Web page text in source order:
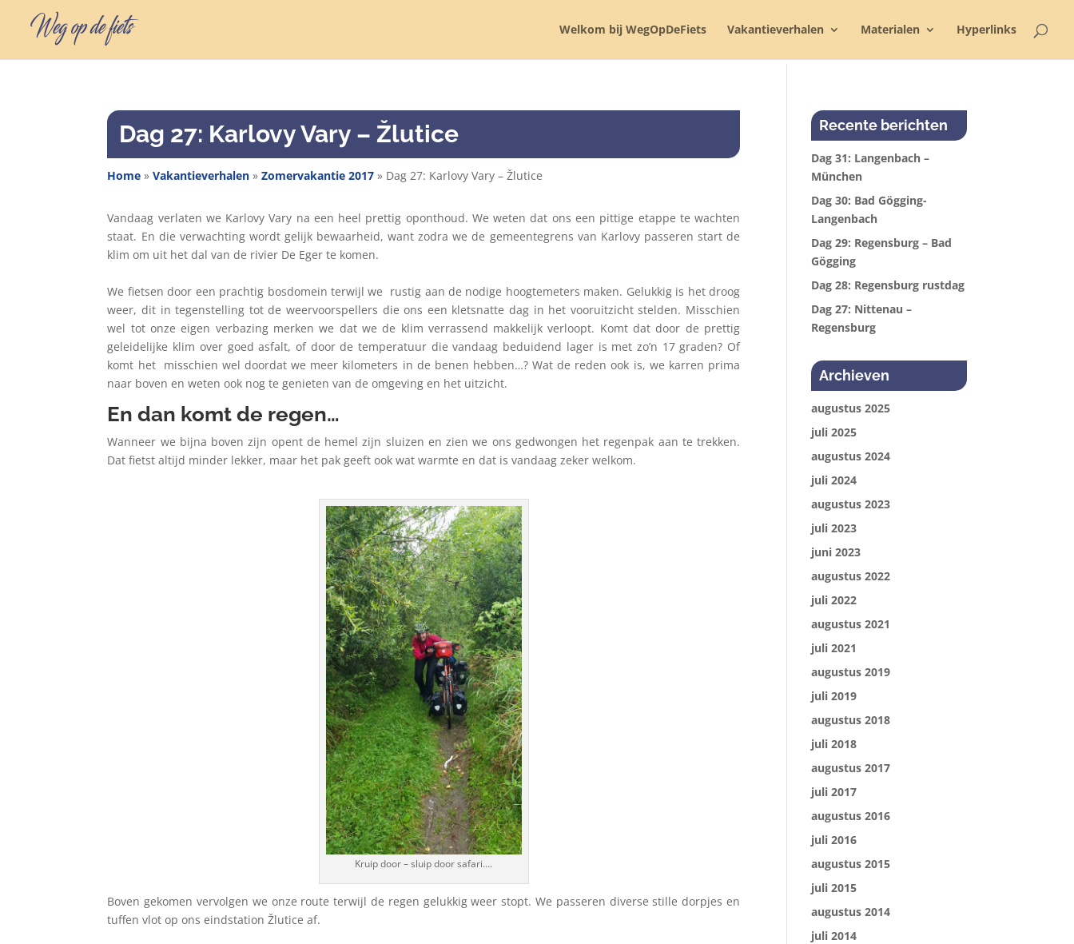
Welkom bij WegOpDeFiets Vakantieverhalen Materialen Hyperlinks
Dag 27: Karlovy Vary – Žlutice
Home »Vakantieverhalen »Zomervakantie 2017 » Dag 27: Karlovy Vary – Žlutice
Vandaag verlaten we Karlovy Vary na een heel prettig oponthoud. We weten dat ons een pittige etappe te wachten
staat. En die verwachting wordt gelijk bewaarheid, want zodra we de gemeentegrens van Karlovy passeren start de
klim om uit het dal van de rivier De Eger te komen.
We fietsen door een prachtig bosdomein terwijl we rustig aan de nodige hoogtemeters maken. Gelukkig is het droog
weer, dit in tegenstelling tot de weervoorspellers die ons een kletsnatte dag in het vooruitzicht stelden. Misschien
wel tot onze eigen verbazing merken we dat we de klim verrassend makkelijk verloopt. Komt dat door de prettig
geleidelijke klim over goed asfalt, of door de temperatuur die vandaag beduidend lager is met zo’n 17 graden? Of
komt het misschien wel doordat we meer kilometers in de benen hebben…? Wat de reden ook is, we karren prima
naar boven en weten ook nog te genieten van de omgeving en het uitzicht.
En dan komt de regen…
Wanneer we bijna boven zijn opent de hemel zijn sluizen en zien we ons gedwongen het regenpak aan te trekken.
Dat fietst altijd minder lekker, maar het pak geeft ook wat warmte en dat is vandaag zeker welkom.
Kruip door – sluip door safari….
Boven gekomen vervolgen we onze route terwijl de regen gelukkig weer stopt. We passeren diverse stille dorpjes en
tuffen vlot op ons eindstation Žlutice af.
Recente berichten
Dag 31: Langenbach –
München
Dag 30: Bad Gögging-
Langenbach
Dag 29: Regensburg – Bad
Gögging
Dag 28: Regensburg rustdag
Dag 27: Nittenau –
Regensburg
Archieven
augustus 2025
juli 2025
augustus 2024
juli 2024
augustus 2023
juli 2023
juni 2023
augustus 2022
juli 2022
augustus 2021
juli 2021
augustus 2019
juli 2019
augustus 2018
juli 2018
augustus 2017
juli 2017
augustus 2016
juli 2016
augustus 2015
juli 2015
augustus 2014
juli 2014